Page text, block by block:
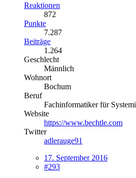
Reaktionen
872
Punkte
7.287
Beiträge
1.264
Geschlecht
Männlich
Wohnort
Bochum
Beruf
Fachinformatiker für
Website
https://www.bechtle.com
Twitter
adlerauge91
17. September 2016
#293